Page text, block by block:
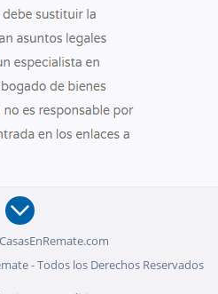
- Todos los Derechos Reservados